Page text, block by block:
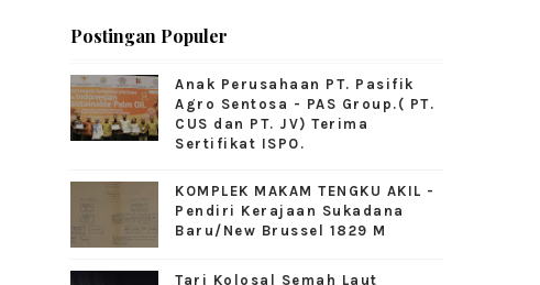
Postingan Populer
Anak Perusahaan PT. Pasifik
Agro Sentosa - PAS Group.( PT.
CUS dan PT. JV) Terima
Sertifikat ISPO.
KOMPLEK MAKAM TENGKU AKIL -
Pendiri Kerajaan Sukadana
Baru/New Brussel 1829 M
Tari Kolosal Semah Laut